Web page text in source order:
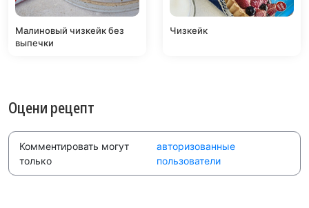
Малиновый чизкейк без
выпечки
Чизкейк
Оцени рецепт
Комментировать могут
только
авторизованные
пользователи